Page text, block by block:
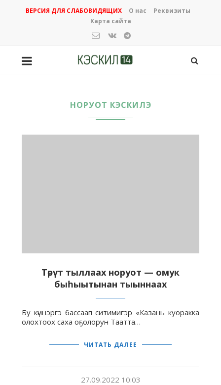
ВЕРСИЯ ДЛЯ СЛАБОВИДЯЩИХ О нас
Реквизиты
Карта сайта
НОРУОТ КЭСКИЛЭ
Төрүт тыллаах норуот — омук
быһыытынан тыыннаах
Бу күннэргэ бассаап ситимигэр «Казань куоракка
олохтоох саха оҕолорун Таатта…
ЧИТАТЬ ДАЛЕЕ
27.09.2022 10:03